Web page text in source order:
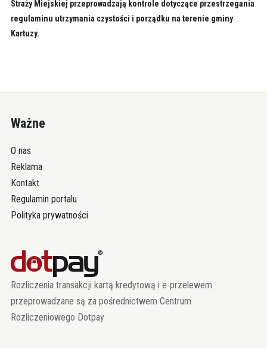
Straży Miejskiej przeprowadzają kontrole dotyczące przestrzegania
regulaminu utrzymania czystości i porządku na terenie gminy
Kartuzy.
Ważne
O nas
Reklama
Kontakt
Regulamin portalu
Polityka prywatności
Rozliczenia transakcji kartą kredytową i e-przelewem
przeprowadzane są za pośrednictwem Centrum
Rozliczeniowego Dotpay